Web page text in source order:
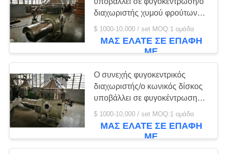
COMPANY
NEWS
SITEMAP
PRIVACY
POLICY
Φυγόκεντρος Peeler
28
διαχωριστής χυμού φρούτων
για τα ποτά επεξεργασίας
$ 1000-10,000 / set MOQ:1 ομάδα
ΜΑΣ ΕΛΆΤΕ ΣΕ ΕΠΑΦΉ
ΜΕ
Ο συνεχής φυγοκεντρικός
διαχωριστής/ο κωνικός δίσκος
υποβάλλει σε φυγοκέντρωση
για τον ακραίο μικροσκοπικό
στερεό χωρισμό
$ 1000-10,000 / set MOQ:1 ομάδα
ΜΑΣ ΕΛΆΤΕ ΣΕ ΕΠΑΦΉ
ΜΕ